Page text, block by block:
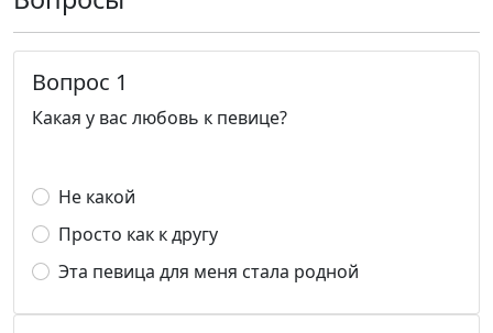
Вопрос 1
Какая у вас любовь к певице?
Не какой
Просто как к другу
Эта певица для меня стала родной